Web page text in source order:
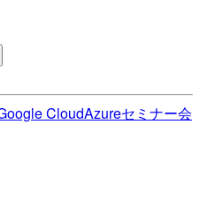
CloudAzureセミナー会